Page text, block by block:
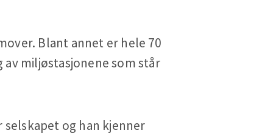
Blant annet er hele 70
miljøstasjonene som står
selskapet og han kjenner